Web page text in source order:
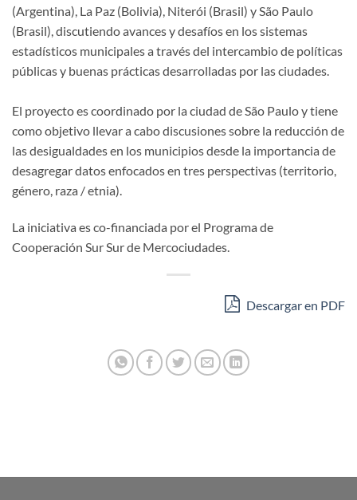
(Argentina), La Paz (Bolivia), Niterói (Brasil) y São Paulo
(Brasil), discutiendo avances y desafíos en los sistemas
estadísticos municipales a través del intercambio de políticas
públicas y buenas prácticas desarrolladas por las ciudades.
El proyecto es coordinado por la ciudad de São Paulo y tiene
como objetivo llevar a cabo discusiones sobre la reducción de
las desigualdades en los municipios desde la importancia de
desagregar datos enfocados en tres perspectivas (territorio,
género, raza / etnia).
La iniciativa es co-financiada por el Programa de
Cooperación Sur Sur de Mercociudades.
Descargar en PDF